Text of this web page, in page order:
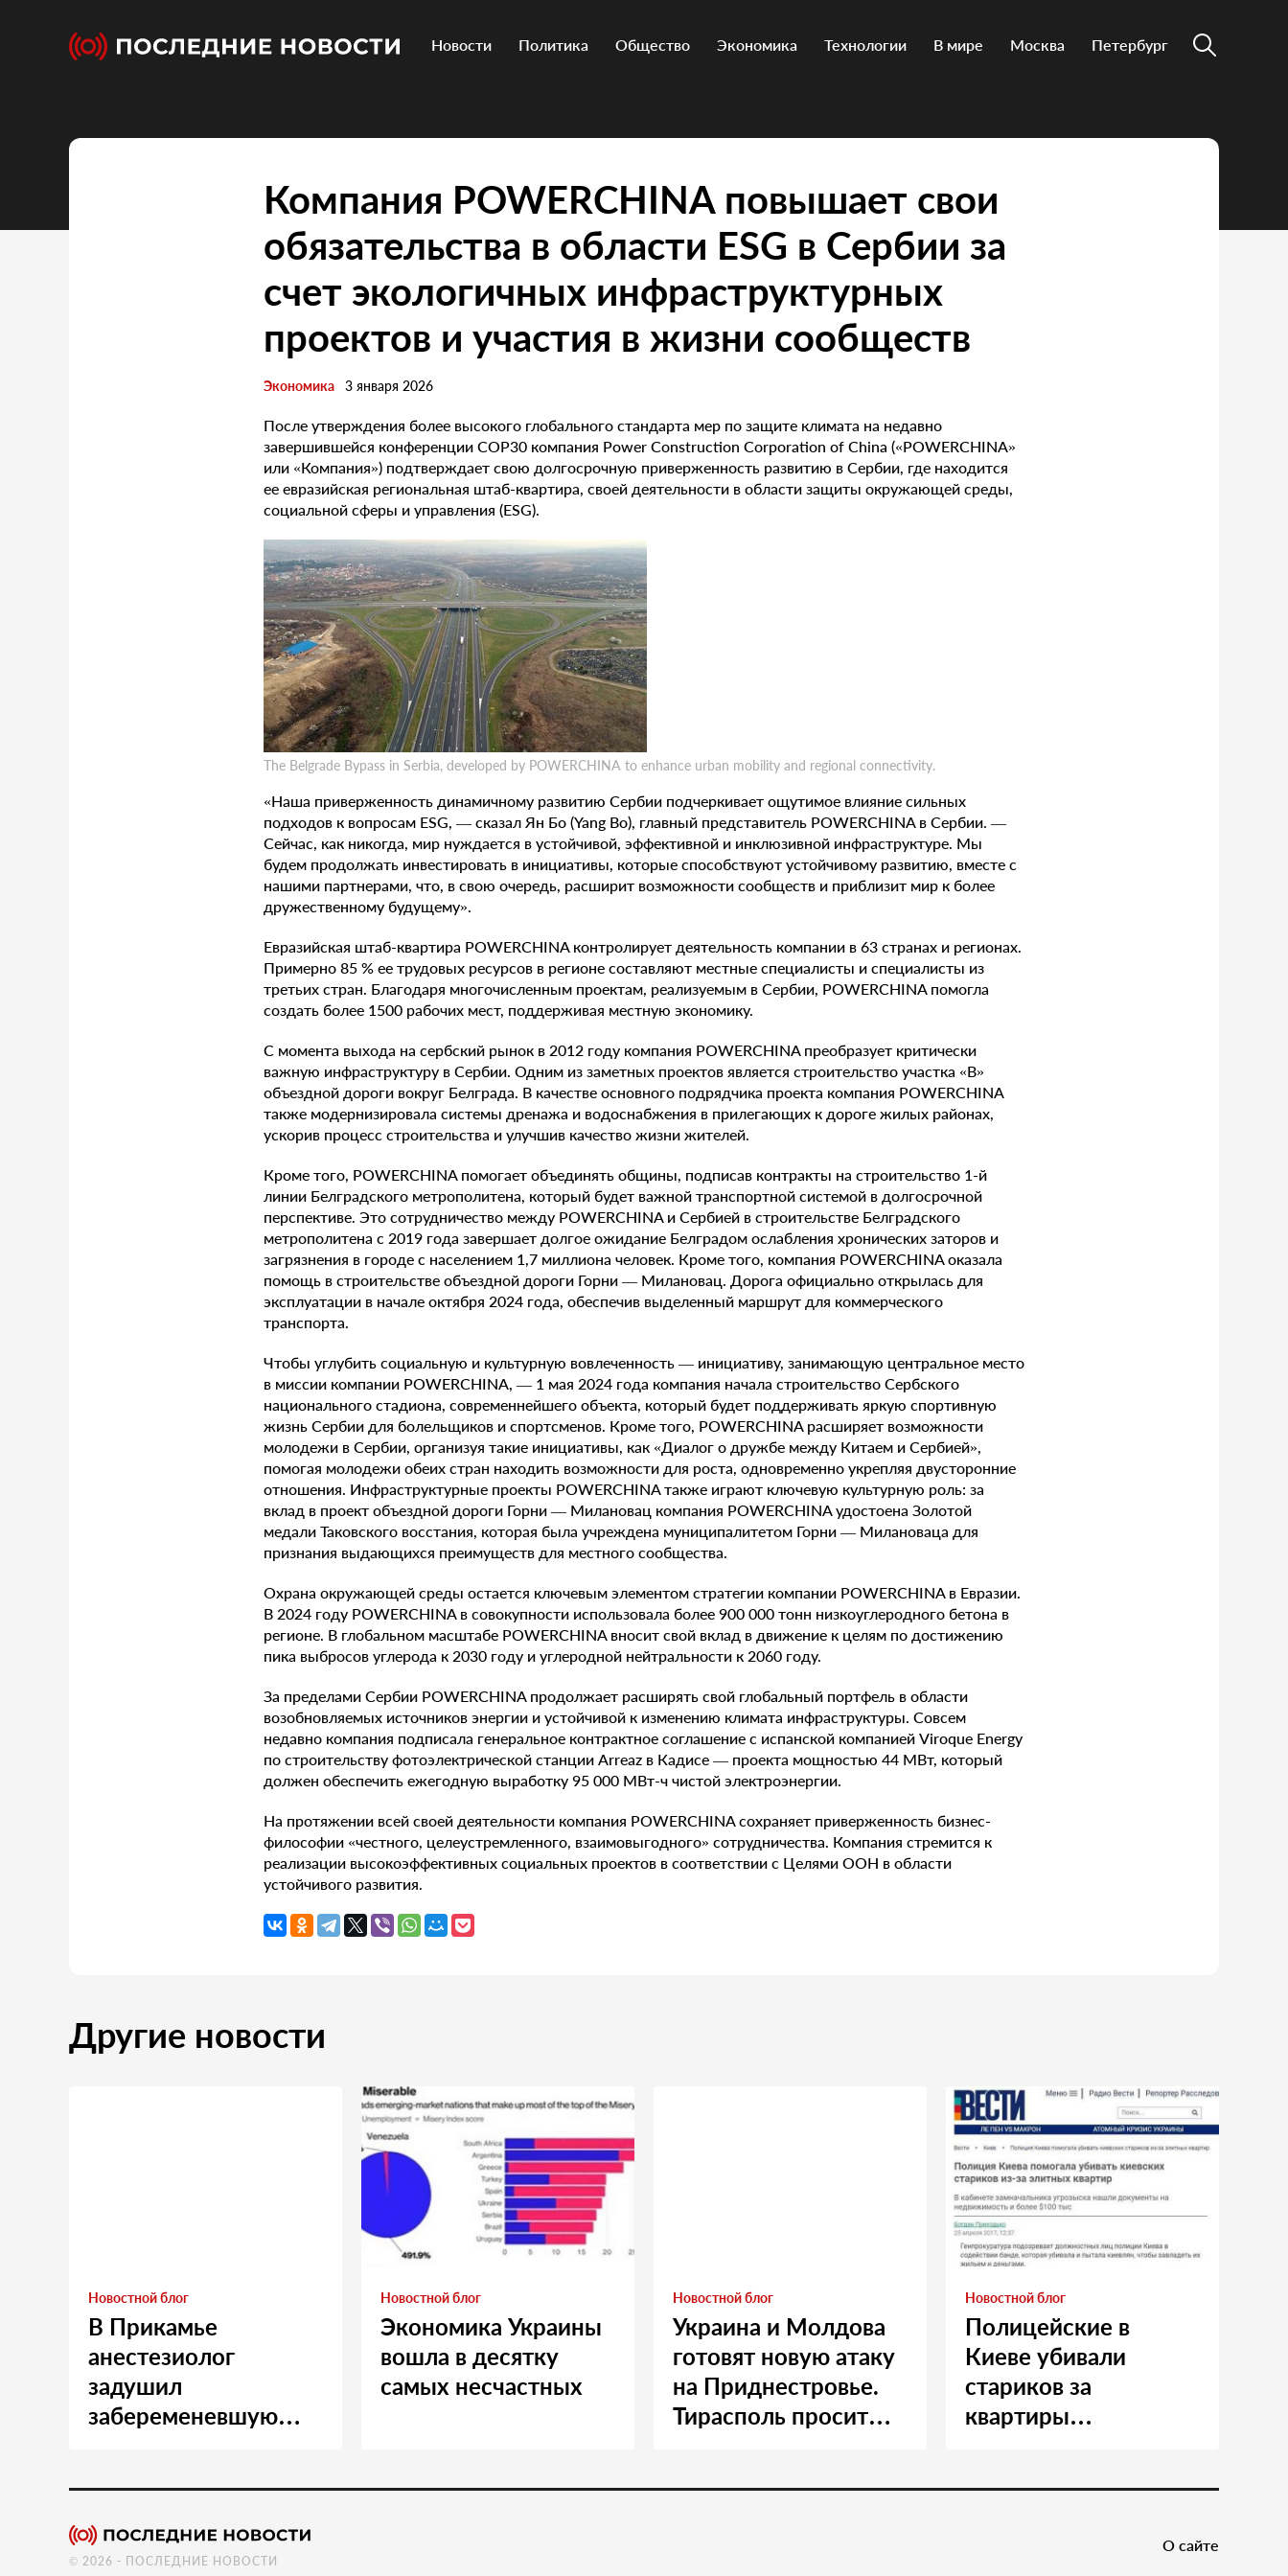
Новости Политика Общество Экономика Технологии В мире Москва Петербург
Компания POWERCHINA повышает свои
обязательства в области ESG в Сербии за
счет экологичных инфраструктурных
проектов и участия в жизни сообществ
Экономика 3 января 2026
После утверждения более высокого глобального стандарта мер по защите климата на недавно
завершившейся конференции COP30 компания Power Construction Corporation of China («POWERCHINA»
или «Компания») подтверждает свою долгосрочную приверженность развитию в Сербии, где находится
ее евразийская региональная штаб-квартира, своей деятельности в области защиты окружающей среды,
социальной сферы и управления (ESG).
The Belgrade Bypass in Serbia, developed by POWERCHINA to enhance urban mobility and regional connectivity.
«Наша приверженность динамичному развитию Сербии подчеркивает ощутимое влияние сильных
подходов к вопросам ESG, — сказал Ян Бо (Yang Bo), главный представитель POWERCHINA в Сербии. —
Сейчас, как никогда, мир нуждается в устойчивой, эффективной и инклюзивной инфраструктуре. Мы
будем продолжать инвестировать в инициативы, которые способствуют устойчивому развитию, вместе с
нашими партнерами, что, в свою очередь, расширит возможности сообществ и приблизит мир к более
дружественному будущему».
Евразийская штаб-квартира POWERCHINA контролирует деятельность компании в 63 странах и регионах.
Примерно 85 % ее трудовых ресурсов в регионе составляют местные специалисты и специалисты из
третьих стран. Благодаря многочисленным проектам, реализуемым в Сербии, POWERCHINA помогла
создать более 1500 рабочих мест, поддерживая местную экономику.
С момента выхода на сербский рынок в 2012 году компания POWERCHINA преобразует критически
важную инфраструктуру в Сербии. Одним из заметных проектов является строительство участка «B»
объездной дороги вокруг Белграда. В качестве основного подрядчика проекта компания POWERCHINA
также модернизировала системы дренажа и водоснабжения в прилегающих к дороге жилых районах,
ускорив процесс строительства и улучшив качество жизни жителей.
Кроме того, POWERCHINA помогает объединять общины, подписав контракты на строительство 1-й
линии Белградского метрополитена, который будет важной транспортной системой в долгосрочной
перспективе. Это сотрудничество между POWERCHINA и Сербией в строительстве Белградского
метрополитена с 2019 года завершает долгое ожидание Белградом ослабления хронических заторов и
загрязнения в городе с населением 1,7 миллиона человек. Кроме того, компания POWERCHINA оказала
помощь в строительстве объездной дороги Горни — Милановац. Дорога официально открылась для
эксплуатации в начале октября 2024 года, обеспечив выделенный маршрут для коммерческого
транспорта.
Чтобы углубить социальную и культурную вовлеченность — инициативу, занимающую центральное место
в миссии компании POWERCHINA, — 1 мая 2024 года компания начала строительство Сербского
национального стадиона, современнейшего объекта, который будет поддерживать яркую спортивную
жизнь Сербии для болельщиков и спортсменов. Кроме того, POWERCHINA расширяет возможности
молодежи в Сербии, организуя такие инициативы, как «Диалог о дружбе между Китаем и Сербией»,
помогая молодежи обеих стран находить возможности для роста, одновременно укрепляя двусторонние
отношения. Инфраструктурные проекты POWERCHINA также играют ключевую культурную роль: за
вклад в проект объездной дороги Горни — Милановац компания POWERCHINA удостоена Золотой
медали Таковского восстания, которая была учреждена муниципалитетом Горни — Милановаца для
признания выдающихся преимуществ для местного сообщества.
Охрана окружающей среды остается ключевым элементом стратегии компании POWERCHINA в Евразии.
В 2024 году POWERCHINA в совокупности использовала более 900 000 тонн низкоуглеродного бетона в
регионе. В глобальном масштабе POWERCHINA вносит свой вклад в движение к целям по достижению
пика выбросов углерода к 2030 году и углеродной нейтральности к 2060 году.
За пределами Сербии POWERCHINA продолжает расширять свой глобальный портфель в области
возобновляемых источников энергии и устойчивой к изменению климата инфраструктуры. Совсем
недавно компания подписала генеральное контрактное соглашение с испанской компанией Viroque Energy
по строительству фотоэлектрической станции Arreaz в Кадисе — проекта мощностью 44 МВт, который
должен обеспечить ежегодную выработку 95 000 МВт-ч чистой электроэнергии.
На протяжении всей своей деятельности компания POWERCHINA сохраняет приверженность бизнес-
философии «честного, целеустремленного, взаимовыгодного» сотрудничества. Компания стремится к
реализации высокоэффективных социальных проектов в соответствии с Целями ООН в области
устойчивого развития.
Другие новости
Новостной блог
В Прикамье
анестезиолог
задушил
забеременевшую
Новостной блог
Экономика Украины
вошла в десятку
самых несчастных
Новостной блог
Украина и Молдова
готовят новую атаку
на Приднестровье.
Тирасполь просит
Новостной блог
Полицейские в
Киеве убивали
стариков за
квартиры…
© 2026 - ПОСЛЕДНИЕ НОВОСТИ
О сайте